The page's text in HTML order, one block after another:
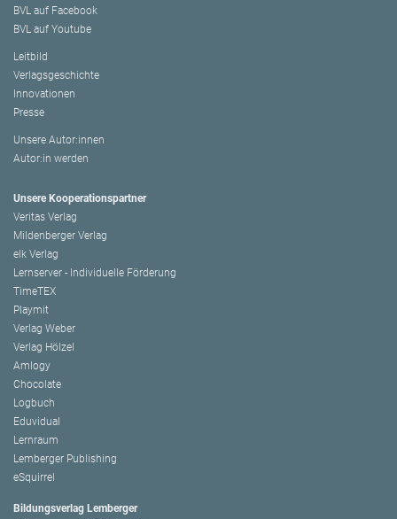
BVL auf Facebook
BVL auf Youtube
Leitbild
Verlagsgeschichte
Innovationen
Presse
Unsere Autor:innen
Autor:in werden
Unsere Kooperationspartner
Veritas Verlag
Mildenberger Verlag
elk Verlag
Lernserver - Individuelle Förderung
TimeTEX
Playmit
Verlag Weber
Verlag Hölzel
Amlogy
Chocolate
Logbuch
Eduvidual
Lernraum
Lemberger Publishing
eSquirrel
Bildungsverlag Lemberger